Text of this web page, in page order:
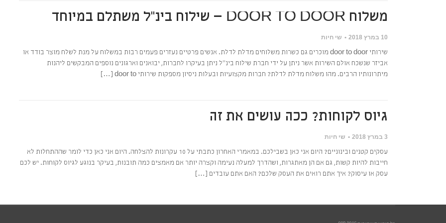
משלוח DOOR TO DOOR – שילוח בינ"ל משתלם במיוחד
10 במרץ 2018 שי חיות
שירותי door to door מוכרים גם כשרות משלוחים מדלת לדלת. אנשים פרטיים נעזרים פעמים רבות במשלוח על מנת לשלח מוצר בודד או
אביזר שנשכח אולם השירות אשר ניתן על ידי חברת שילוח בינ"ל ניתן בעיקרו לחברות, יבואנים וארגונים נוספים המבקשים ליהנות
מיתרונותיו הרבים. מהו משלוח מדלת לדלת? חברות מקצועיות ובעלות ניסיון מספקות שירותי door to […]
גיוס לקוחות? ככה עושים את זה
3 במרץ 2018 שי חיות
עסקים קטנים ובינוניים? היום אני כאן בשבילכם. במאמרי האחרון כתבתי על 10 עקרונות להצלחה. היום אני כאן כדי לומר שההתחלות לא
חייבות להיות קשות, גם אם הן מאתגרות, ושהדרך למעלה נעימה וקצרה יותר אם מאמצים כמה תובנות, בעיקר בנוגע לגיוס לקוחות. יש לכם
עסק או עיסוק? איך אתם רואים את העסק שלכם? האם אתם עובדים […]